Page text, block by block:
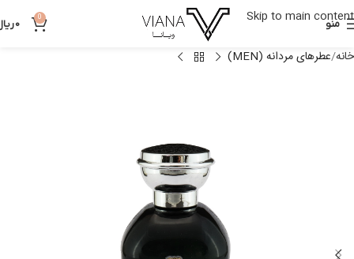
Skip to main content
منو 0
0
خانه عطرهای مردانه (MEN)